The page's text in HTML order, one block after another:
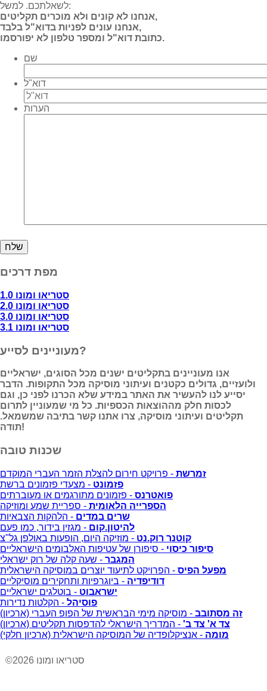
לשאלתכם. למשל:
אנחנו לא קונים ולא מוכרים תקליטים,
אנחנו עונים לפניות בדוא"ל בלבד,
כתובת דוא"ל ומספר טלפון לא יפורסמו.
שם
דוא"ל
הערות
מפת דרכים
סטריאו ומונו 1.0
סטריאו ומונו 2.0
סטריאו ומונו 3.0
סטריאו ומונו 3.1
מעוניינים לסייע?
אנו מעוניינים בתקליטים ישנים מכל הסוגים, ישראליים
ולועזיים, גדולים כקטנים ועיתוני מוסיקה מכל התקופות. הדבר
יסייע לנו להעשיר את האתר במידע שלא הכרנו לפני כן, וגם
לכסות חלק מההוצאות הכספיות. כל מי שמעוניין לתרום
תקליטים ועיתוני מוסיקה, צרו אתנו קשר בתיבה שמשמאל.
תודה!
שכנות טובה
זמרשת - פרויקט חירום להצלת הזמר העברי המוקדם
פזמונט - מצעדי פזמונים ברשת
פואטרנס - פזמונים מתורגמים או מעוברתים
הספרייה הלאומית - ספריית שמע ומוזיקה
שרים במדים - הלהקות הצבאיות
להיטון.קום - מגזין בידור, כמו פעם
קוטנר רוק.נט - מוזיקה היום, הופעות באולפן גל"צ
סיפור כיסוי - סיפורן של עטיפות האלבומים הישראליים
המגבר - שעה קלה של רוק ישראלי
מפעל הפיס - הפרויקט לתיעוד יוצרים במוסיקה הישראלית
דודיפדיה - ביוגרפיות ותחקירים מוסיקליים
ישראבוט - בוטלגים ישראליים
פוסיהל - הקלטות נדירות
זה מסתובב - מוסיקה מימי הבראשית של הפופ העברי (ארכיון)
צד א' צד ב' - המדריך הישראלי להדפסות תקליטים (ארכיון)
מומה - אנציקלופדיה של המוסיקה הישראלית (ארכיון חלקי)
©2026 סטריאו ומונו